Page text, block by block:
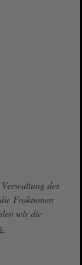
des
Fraktionen
wir die